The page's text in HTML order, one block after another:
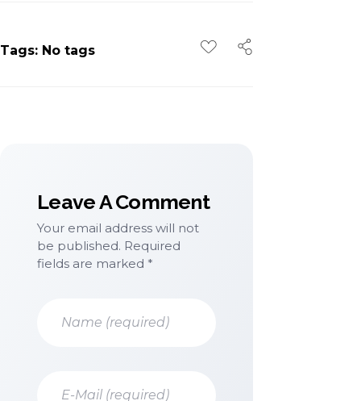
Tags: No tags
Leave A Comment
Your email address will not
be published. Required
fields are marked *